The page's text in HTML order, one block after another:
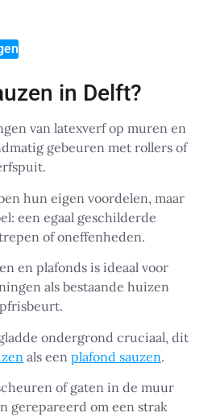
in Delft?
van latexverf op muren en
gebeuren met rollers of
hun eigen voordelen, maar
een egaal geschilderde
of oneffenheden.
en plafonds is ideaal voor
als bestaande huizen
ondergrond cruciaal, dit
als een plafond sauzen.
of gaten in de muur
gerepareerd om een strak